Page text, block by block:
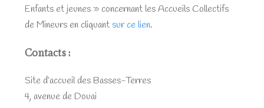
Enfants et jeunes » concernant les Accueils Collectifs
de Mineurs en cliquant sur ce lien.
Contacts :
Site d’accueil des Basses-Terres
4, avenue de Douai